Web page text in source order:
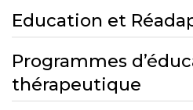
Education et
Programmes
thérapeutique